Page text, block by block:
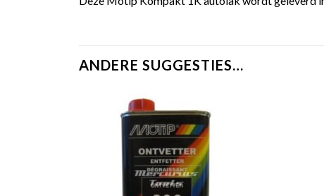
ANDERE SUGGESTIES…